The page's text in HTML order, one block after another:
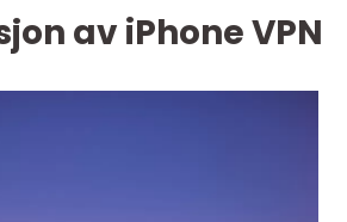
av iPhone VPN